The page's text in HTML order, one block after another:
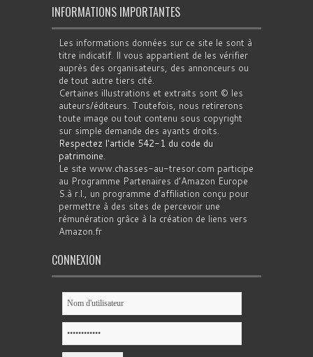
INFORMATIONS IMPORTANTES
Les informations données sur ce site le sont à
titre indicatif. Il vous appartient de les vérifier
auprès des organisateurs, des annonceurs ou
de tout autre tiers cité.
Certaines illustrations et extraits sont © les
auteurs/éditeurs. Toutefois, nous retirerons
toute image ou tout contenu sous copyright
sur simple demande des ayants droits.
Respectez l'article 542-1 du code du
patrimoine
Le site www.chasses-au-tresor.com participe
au Programme Partenaires d’Amazon Europe
S.à r.l., un programme d’affiliation conçu pour
permettre à des sites de percevoir une
rémunération grâce à la création de liens vers
Amazon.fr
CONNEXION